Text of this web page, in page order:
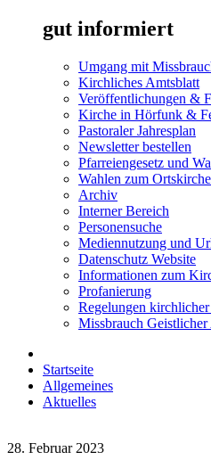
gut informiert
Umgang mit
Kirchliches Amtsblatt
Veröffentlichungen &
Kirche in Hörfunk &
Pastoraler Jahresplan
Newsletter bestellen
Pfarreiengesetz und
Wahlen zum
Archiv
Interner Bereich
Personensuche
Mediennutzung und
Datenschutz Website
Informationen zum
Profanierung
Regelungen
Missbrauch
Startseite
Allgemeines
Aktuelles
28. Februar 2023